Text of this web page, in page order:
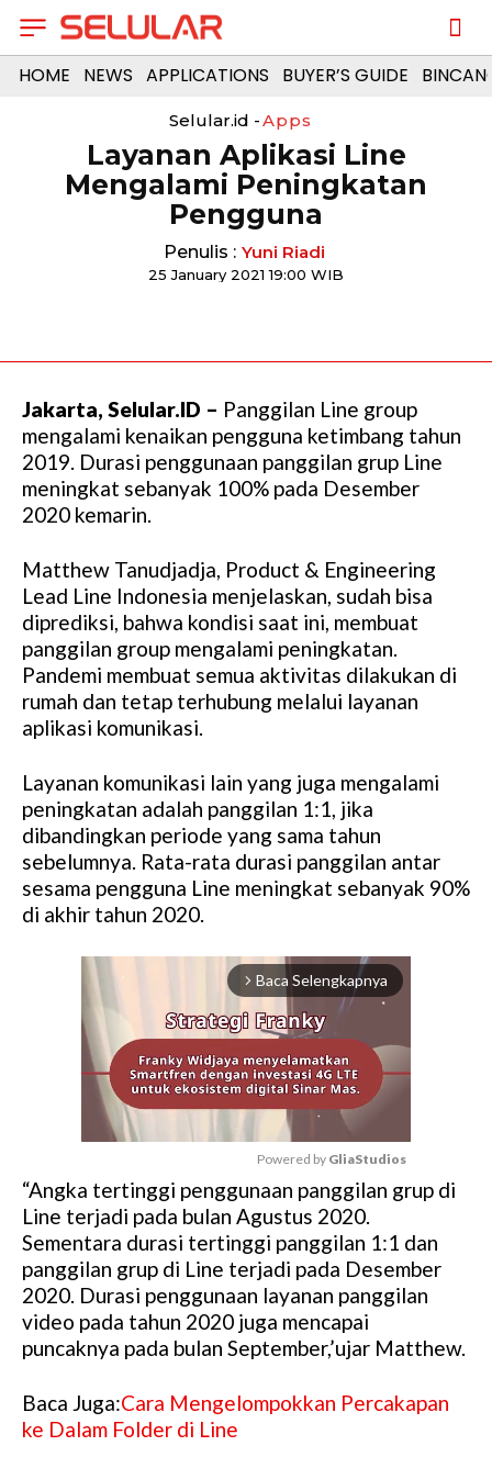
HOME NEWS APPLICATIONS BUYER’S GUIDE
Selular.id -Apps
Layanan Aplikasi Line
Mengalami Peningkatan
Pengguna
Penulis : Yuni Riadi
25 January 2021 19:00 WIB
Jakarta, Selular.ID – Panggilan Line group
mengalami kenaikan pengguna ketimbang tahun
2019. Durasi penggunaan panggilan grup Line
meningkat sebanyak 100% pada Desember
2020 kemarin.
Matthew Tanudjadja, Product & Engineering
Lead Line Indonesia menjelaskan, sudah bisa
diprediksi, bahwa kondisi saat ini, membuat
panggilan group mengalami peningkatan.
Pandemi membuat semua aktivitas dilakukan di
rumah dan tetap terhubung melalui layanan
aplikasi komunikasi.
Layanan komunikasi lain yang juga mengalami
peningkatan adalah panggilan 1:1, jika
dibandingkan periode yang sama tahun
sebelumnya. Rata-rata durasi panggilan antar
sesama pengguna Line meningkat sebanyak 90%
di akhir tahun 2020.
arrow_forward_ios Baca Selengkapnya
M
u
e
Powered by GliaStudios
“Angka tertinggi penggunaan panggilan grup di
Line terjadi pada bulan Agustus 2020.
Sementara durasi tertinggi panggilan 1:1 dan
panggilan grup di Line terjadi pada Desember
2020. Durasi penggunaan layanan panggilan
video pada tahun 2020 juga mencapai
puncaknya pada bulan September,’ujar Matthew.
Baca Juga:Cara Mengelompokkan Percakapan
ke Dalam Folder di Line